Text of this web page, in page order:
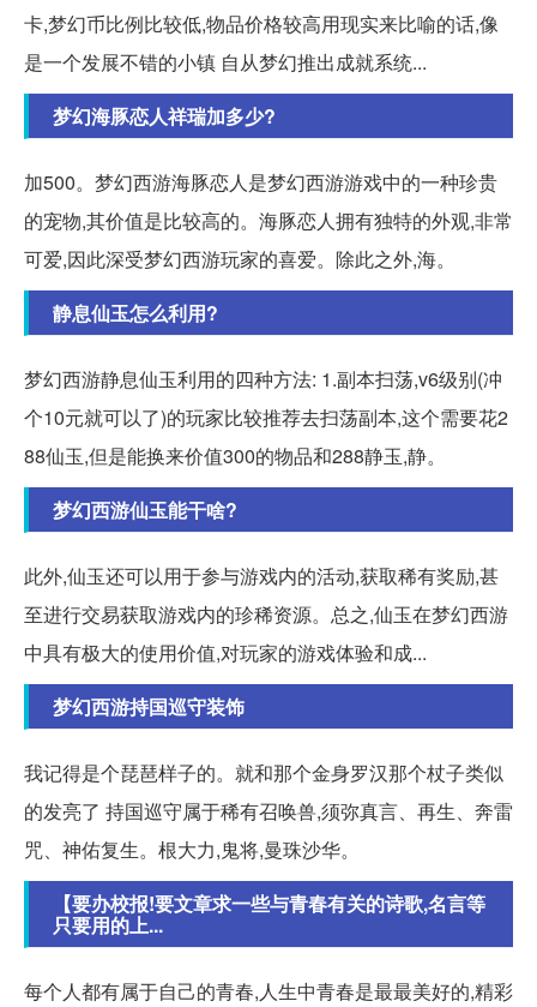
卡,梦幻币比例比较低,物品价格较高用现实来比喻的话,像
是一个发展不错的小镇 自从梦幻推出成就系统...
梦幻海豚恋人祥瑞加多少?
加500。梦幻西游海豚恋人是梦幻西游游戏中的一种珍贵
的宠物,其价值是比较高的。海豚恋人拥有独特的外观,非常
可爱,因此深受梦幻西游玩家的喜爱。除此之外,海。
静息仙玉怎么利用?
梦幻西游静息仙玉利用的四种方法: 1.副本扫荡,v6级别(冲
个10元就可以了)的玩家比较推荐去扫荡副本,这个需要花2
88仙玉,但是能换来价值300的物品和288静玉,静。
梦幻西游仙玉能干啥?
此外,仙玉还可以用于参与游戏内的活动,获取稀有奖励,甚
至进行交易获取游戏内的珍稀资源。总之,仙玉在梦幻西游
中具有极大的使用价值,对玩家的游戏体验和成...
梦幻西游持国巡守装饰
我记得是个琵琶样子的。就和那个金身罗汉那个杖子类似
的发亮了 持国巡守属于稀有召唤兽,须弥真言、再生、奔雷
咒、神佑复生。根大力,鬼将,曼珠沙华。
【要办校报!要文章求一些与青春有关的诗歌,名言等
只要用的上...
每个人都有属于自己的青春,人生中青春是最最美好的,精彩